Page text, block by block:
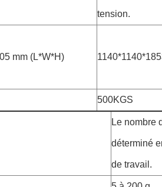
tension.
mm (L*W*H)
500KGS
Le nombre
déterminé
de travail.